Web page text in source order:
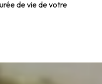
de vie de votre